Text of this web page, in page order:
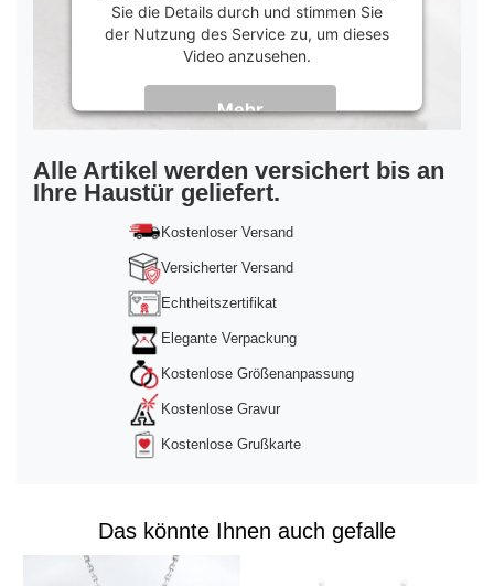
Sie die Details durch und stimmen Sie
der Nutzung des Service zu, um dieses
Video anzusehen.
Mehr
Informationen
Akzeptieren
powered byUsercentrics Consent
Management Platform&Trusted Shops
Alle Artikel werden versichert bis an
Ihre Haustür geliefert.
Kostenloser Versand
Versicherter Versand
Echtheitszertifikat
Elegante Verpackung
Kostenlose Größenanpassung
Kostenlose Gravur
Kostenlose Grußkarte
Das könnte Ihnen auch gefalle